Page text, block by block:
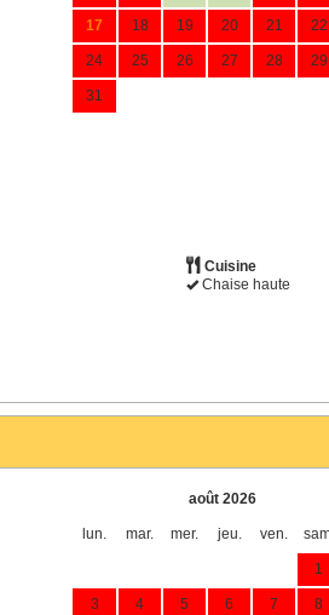
17 18 19 20 21 22
24 25 26 27 28 29
31
Cuisine
Chaise haute
août 2026
lun. mar. mer. jeu. ven.
1
3 4 5 6 7 8